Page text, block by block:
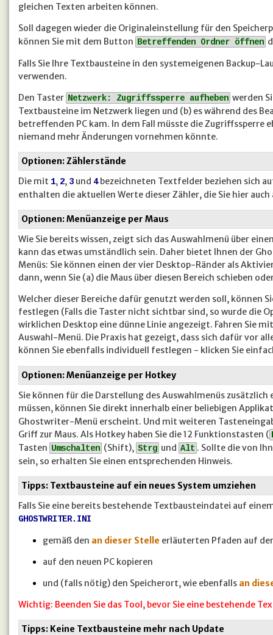
gleichen Texten arbeiten können.
Soll dagegen wieder die Originaleinstellung für den
können Sie mit dem Button
Betreffenden Ordner öffnen
Falls Sie Ihre Textbausteine in den systemeigenen Backup-
verwenden.
Den Taster Netzwerk: Zugriffssperre aufheben werden
Textbausteine im Netzwerk liegen und (b) es während des
betreffenden PC kam. In dem Fall müsste die Zugriffssperre
niemand mehr Änderungen vornehmen könnte.
Optionen: Zählerstände
Die mit 1, 2, 3 und 4bezeichneten Textfelder beziehen sich
enthalten die aktuellen Werte dieser Zähler, die Sie hier
Optionen: Menüanzeige per Maus
Wie Sie bereits wissen, zeigt sich das Auswahlmenü über
kann das etwas umständlich sein. Daher bietet Ihnen der
Menüs: Sie können einen der vier Desktop-Ränder als
dann, wenn Sie (a) die Maus über diesen Bereich schieben
Welcher dieser Bereiche dafür genutzt werden soll, können
festlegen (Falls die Taster nicht sichtbar sind, so wurde die
wirklichen Desktop eine dünne Linie angezeigt. Fahren Sie
Auswahl-Menü. Die Praxis hat gezeigt, dass sich dafür vor
können Sie ebenfalls individuell festlegen - klicken Sie
Optionen: Menüanzeige per Hotkey
Sie können für die Darstellung des Auswahlmenüs
müssen, können Sie direkt innerhalb einer beliebigen
Ghostwriter-Menü erscheint. Und mit weiteren
Griff zur Maus. Als Hotkey haben Sie die 12 Funktionstasten (
Tasten Umschalten (Shift), Strg und Alt . Sollte die von
sein, so erhalten Sie einen entsprechenden Hinweis.
Tipps: Textbausteine auf ein neues System umziehen
Falls Sie eine bereits bestehende Textbausteindatei auf
GHOSTWRITER.INI
gemäß den an dieser Stelle erläuterten Pfaden auf
auf den neuen PC kopieren
und (falls nötig) den Speicherort, wie ebenfalls an
Wichtig: Beenden Sie das Tool, bevor Sie eine bestehende
Tipps: Keine Textbausteine mehr nach Update